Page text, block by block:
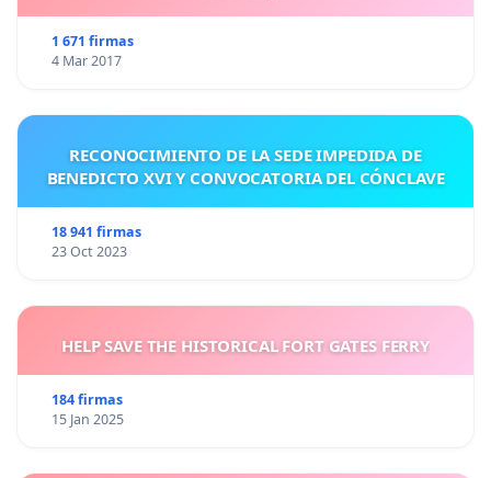
1 671 firmas
4 Mar 2017
RECONOCIMIENTO DE LA SEDE IMPEDIDA DE
BENEDICTO XVI Y CONVOCATORIA DEL CÓNCLAVE
18 941 firmas
23 Oct 2023
HELP SAVE THE HISTORICAL FORT GATES FERRY
184 firmas
15 Jan 2025